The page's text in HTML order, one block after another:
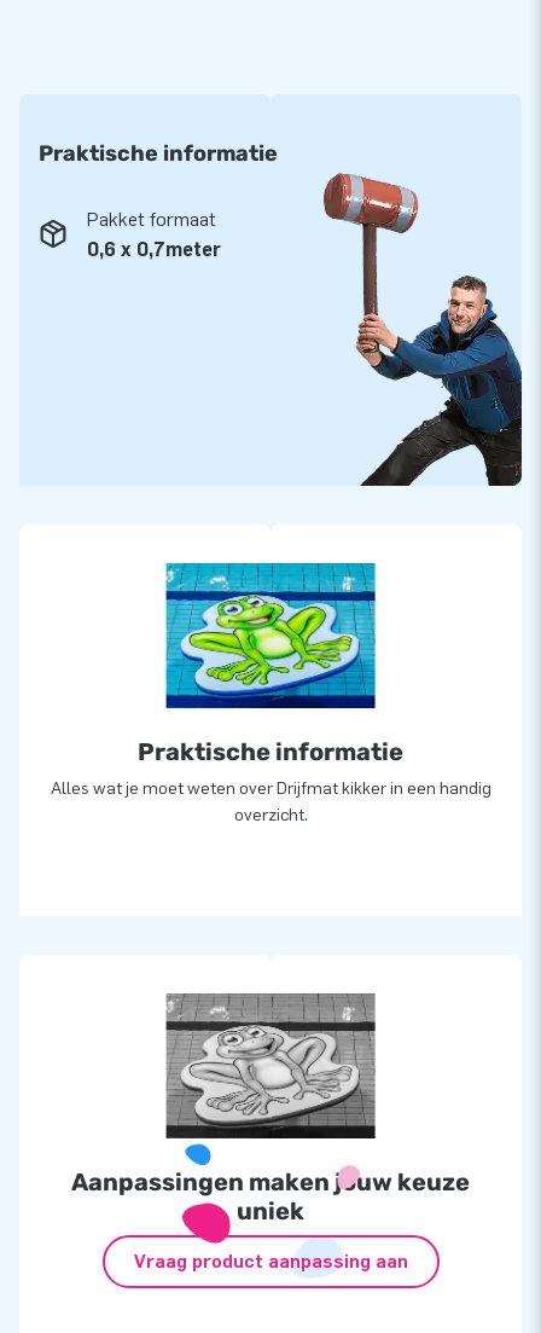
Praktische informatie
Pakket formaat
0,6 x 0,7meter
Praktische informatie
Alles wat je moet weten over Drijfmat kikker in een handig
overzicht.
Aanpassingen maken jouw keuze
uniek
Vraag product aanpassing aan